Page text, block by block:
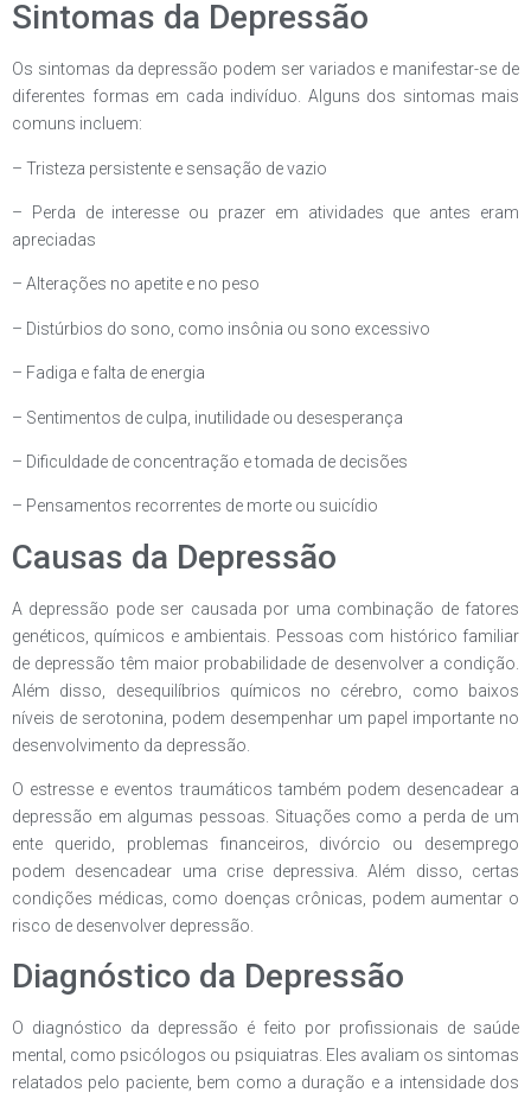
Sintomas da Depressão
Os sintomas da depressão podem ser variados e manifestar-se de
diferentes formas em cada indivíduo. Alguns dos sintomas mais
comuns incluem:
– Tristeza persistente e sensação de vazio
– Perda de interesse ou prazer em atividades que antes eram
apreciadas
– Alterações no apetite e no peso
– Distúrbios do sono, como insônia ou sono excessivo
– Fadiga e falta de energia
– Sentimentos de culpa, inutilidade ou desesperança
– Dificuldade de concentração e tomada de decisões
– Pensamentos recorrentes de morte ou suicídio
Causas da Depressão
A depressão pode ser causada por uma combinação de fatores
genéticos, químicos e ambientais. Pessoas com histórico familiar
de depressão têm maior probabilidade de desenvolver a condição.
Além disso, desequilíbrios químicos no cérebro, como baixos
níveis de serotonina, podem desempenhar um papel importante no
desenvolvimento da depressão.
O estresse e eventos traumáticos também podem desencadear a
depressão em algumas pessoas. Situações como a perda de um
ente querido, problemas financeiros, divórcio ou desemprego
podem desencadear uma crise depressiva. Além disso, certas
condições médicas, como doenças crônicas, podem aumentar o
risco de desenvolver depressão.
Diagnóstico da Depressão
O diagnóstico da depressão é feito por profissionais de saúde
mental, como psicólogos ou psiquiatras. Eles avaliam os sintomas
relatados pelo paciente, bem como a duração e a intensidade dos